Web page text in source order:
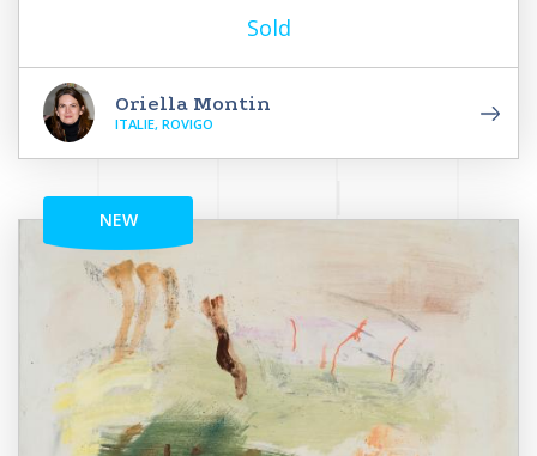
Sold
Oriella Montin
ITALIE, ROVIGO
NEW